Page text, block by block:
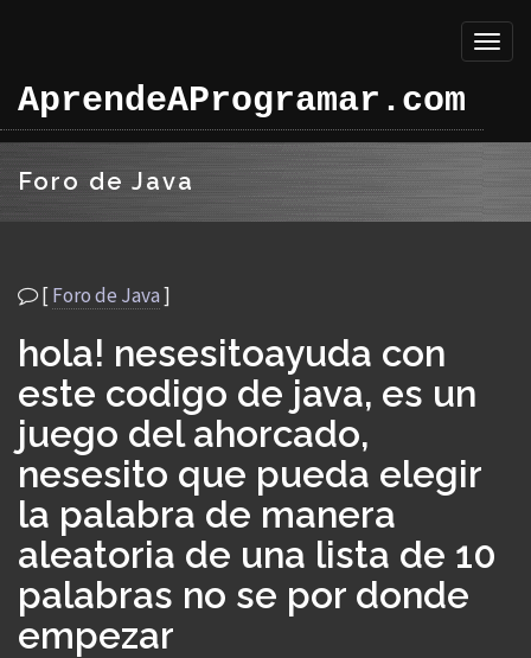
AprendeAProgramar.com
Foro de Java
[Foro de Java]
hola! nesesitoayuda con
este codigo de java, es un
juego del ahorcado,
nesesito que pueda elegir
la palabra de manera
aleatoria de una lista de 10
palabras no se por donde
empezar